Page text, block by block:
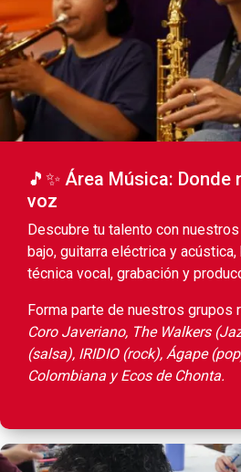
🎵✨ Área Música:
voz
Descubre tu talento con
bajo, guitarra eléctrica y
técnica vocal, grabación y
Forma parte de nuestros grupos
Coro Javeriano, The Walkers
(salsa), IRIDIO (rock), Ágape
Colombiana y Ecos de Chonta.